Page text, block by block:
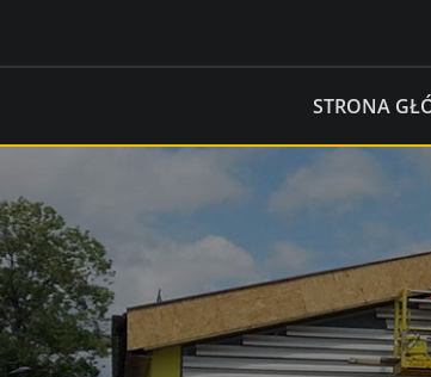
STRONA